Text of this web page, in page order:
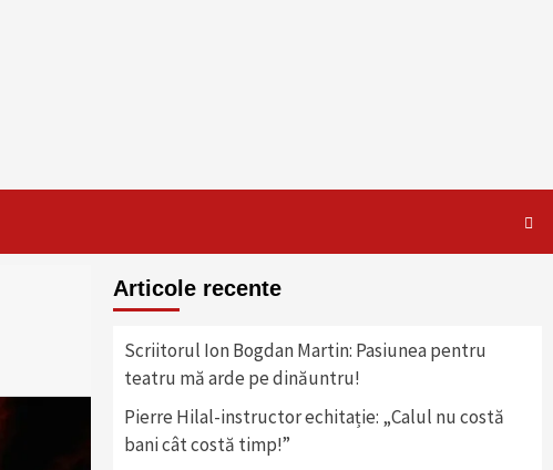
Articole recente
Scriitorul Ion Bogdan Martin: Pasiunea pentru
teatru mă arde pe dinăuntru!
Pierre Hilal-instructor echitație: „Calul nu costă
bani cât costă timp!”